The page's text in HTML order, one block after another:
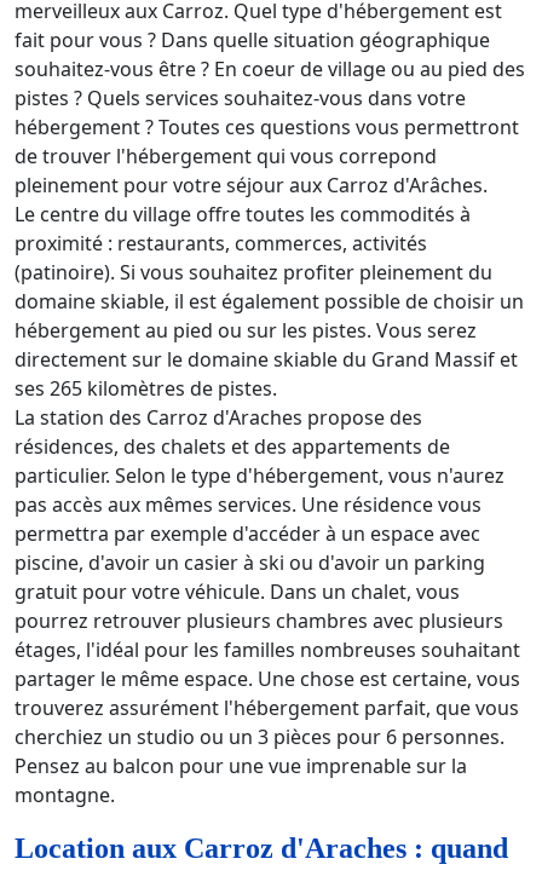
merveilleux aux Carroz. Quel type d'hébergement est
fait pour vous ? Dans quelle situation géographique
souhaitez-vous être ? En coeur de village ou au pied des
pistes ? Quels services souhaitez-vous dans votre
hébergement ? Toutes ces questions vous permettront
de trouver l'hébergement qui vous correpond
pleinement pour votre séjour aux Carroz d'Arâches.
Le centre du village offre toutes les commodités à
proximité : restaurants, commerces, activités
(patinoire). Si vous souhaitez profiter pleinement du
domaine skiable, il est également possible de choisir un
hébergement au pied ou sur les pistes. Vous serez
directement sur le domaine skiable du Grand Massif et
ses 265 kilomètres de pistes.
La station des Carroz d'Araches propose des
résidences, des chalets et des appartements de
particulier. Selon le type d'hébergement, vous n'aurez
pas accès aux mêmes services. Une résidence vous
permettra par exemple d'accéder à un espace avec
piscine, d'avoir un casier à ski ou d'avoir un parking
gratuit pour votre véhicule. Dans un chalet, vous
pourrez retrouver plusieurs chambres avec plusieurs
étages, l'idéal pour les familles nombreuses souhaitant
partager le même espace. Une chose est certaine, vous
trouverez assurément l'hébergement parfait, que vous
cherchiez un studio ou un 3 pièces pour 6 personnes.
Pensez au balcon pour une vue imprenable sur la
montagne.
Location aux Carroz d'Araches : quand